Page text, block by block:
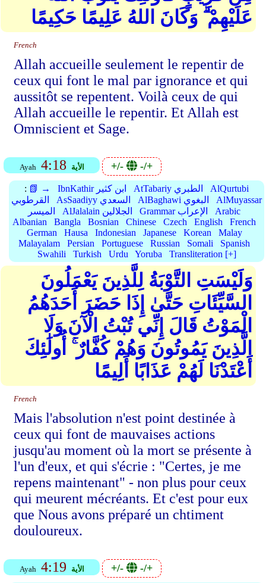
عَلَيْهِمْ ۗ وَكَانَ اللهُ عَلِيمًا حَكِيمًا
French
Allah accueille seulement le repentir de
ceux qui font le mal par ignorance et qui
aussitôt se repentent. Voilà ceux de qui
Allah accueille le repentir. Et Allah est
Omniscient et Sage.
Ayah 4:18 الأية +/- -/+
: 📗 → IbnKathir ابن كثير AtTabariy الطبري
AlQurtubi
القرطوبي
AsSaadiyy السعدي AlBaghawi البغوي
AlMuyassar
الميسر
AlJalalain الجلالين Grammar الإعراب
Arabic
Albanian
Bangla Bosnian Chinese Czech English
French
German
Hausa Indonesian Japanese Korean
Malay
Malayalam
Persian Portuguese Russian Somali
Spanish
Swahili
Turkish Urdu Yoruba Transliteration [+]
وَلَيْسَتِ التَّوْبَةُ لِلَّذِينَ يَعْمَلُونَ
السَّيِّئَاتِ حَتَّىٰ إِذَا حَضَرَ أَحَدَهُمُ
الْمَوْتُ قَالَ إِنِّي تُبْتُ الْآنَ وَلَا
الَّذِينَ يَمُوتُونَ وَهُمْ كُفَّارٌ ۚ أُولَٰئِكَ
أَعْتَدْنَا لَهُمْ عَذَابًا أَلِيمًا
French
Mais l'absolution n'est point destinée à
ceux qui font de mauvaises actions
jusqu'au moment où la mort se présente à
l'un d'eux, et qui s'écrie : "Certes, je me
repens maintenant" - non plus pour ceux
qui meurent mécréants. Et c'est pour eux
que Nous avons préparé un chtiment
douloureux.
Ayah 4:19 الأية +/- -/+